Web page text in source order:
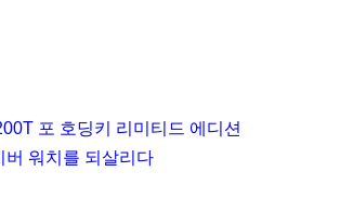
포 호딩키 리미티드 에디션
버 워치를 되살리다